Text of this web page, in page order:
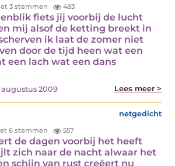
3 stemmen 483
fiets jij voorbij de lucht
mij alsof de ketting breekt in
ik laat de zomer niet
door de tijd heen wat een
een lach wat een dans
augustus 2009 Lees meer >
netgedicht
6 stemmen 557
de dagen voorbij het heeft
zich naar de nacht alwaar het
schijn van rust creëert nu